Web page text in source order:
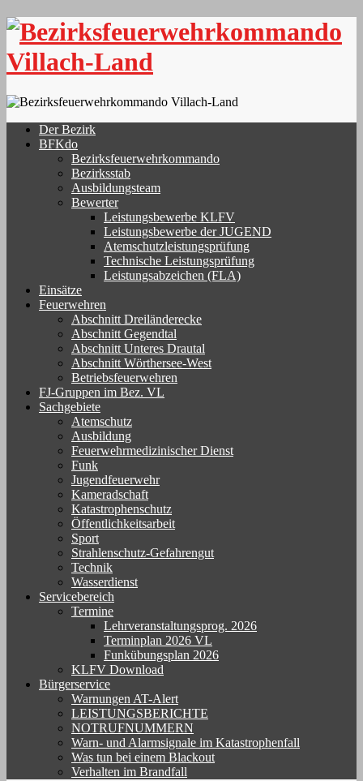
Skip
content
Der Bezirk
BFKdo
Bezirksfeuerwehrkommando
Bezirksstab
Ausbildungsteam
Bewerter
Leistungsbewerbe KLFV
Leistungsbewerbe der JUGEND
Atemschutzleistungsprüfung
Technische Leistungsprüfung
Leistungsabzeichen (FLA)
Einsätze
Feuerwehren
Abschnitt Dreiländerecke
Abschnitt Gegendtal
Abschnitt Unteres Drautal
Abschnitt Wörthersee-West
Betriebsfeuerwehren
FJ-Gruppen im Bez. VL
Sachgebiete
Atemschutz
Ausbildung
Feuerwehrmedizinischer Dienst
Funk
Jugendfeuerwehr
Kameradschaft
Katastrophenschutz
Öffentlichkeitsarbeit
Sport
Strahlenschutz-Gefahrengut
Technik
Wasserdienst
Servicebereich
Termine
Lehrveranstaltungsprog. 2026
Terminplan 2026 VL
Funkübungsplan 2026
KLFV Download
Bürgerservice
Warnungen AT-Alert
LEISTUNGSBERICHTE
NOTRUFNUMMERN
Warn- und Alarmsignale im Katastrophenfall
Was tun bei einem Blackout
Verhalten im Brandfall